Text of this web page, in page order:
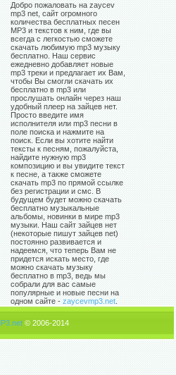
Добро пожаловать на zaycev
mp3 net, сайт огромного
количества бесплатных песен
MP3 и текстов к ним, где вы
всегда с легкостью сможете
скачать любимую mp3 музыку
бесплатно. Наш сервис
ежедневно добавляет новые
mp3 треки и предлагает их Вам,
чтобы Вы смогли скачать их
бесплатно в mp3 или
прослушать онлайн через наш
удобный плеер на зайцев нет.
Просто введите имя
исполнителя или mp3 песни в
поле поиска и нажмите на
поиск. Если вы хотите найти
тексты к песням, пожалуйста,
найдите нужную mp3
композицию и вы увидите текст
к песне, а также сможете
скачать mp3 по прямой ссылке
без регистрации и смс. В
будущем будет можно скачать
бесплатно музыкальные
альбомы, новинки в мире mp3
музыки. Наш сайт зайцев нет
(некоторые пишут зайцев net)
постоянно развивается и
надеемся, что теперь Вам не
придется искать место, где
можно скачать музыку
бесплатно в mp3, ведь мы
собрали для вас самые
популярные и новые песни на
одном сайте -zaycevmp3.net.
© 2006-2014